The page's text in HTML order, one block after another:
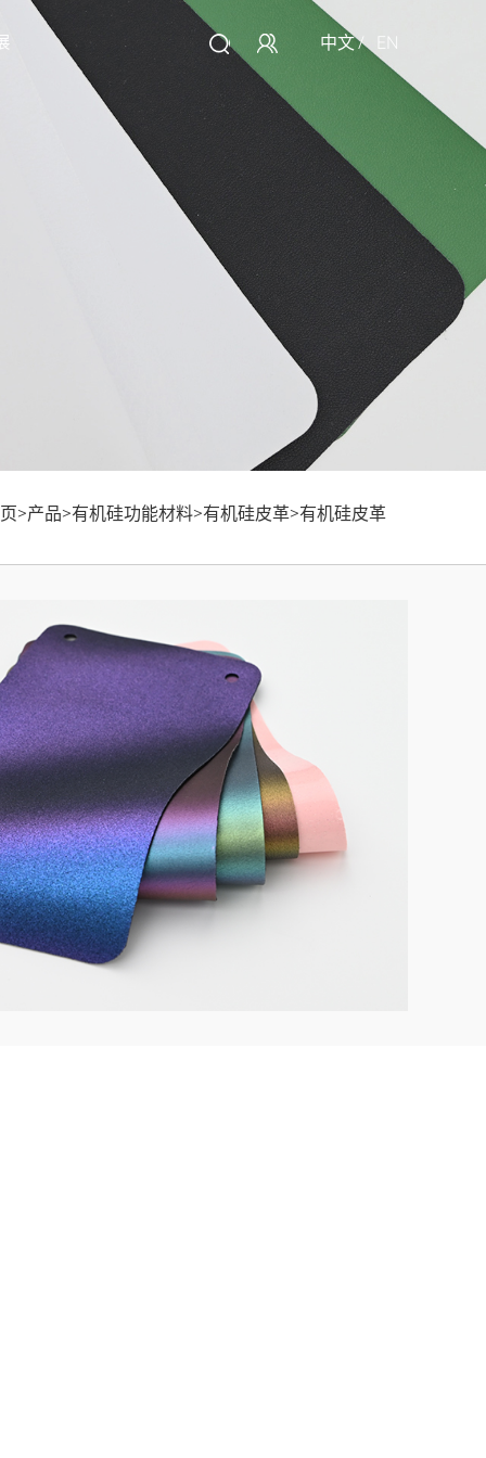
中文/ EN
>产品>有机硅功能材料>有机硅皮革>有机硅皮革